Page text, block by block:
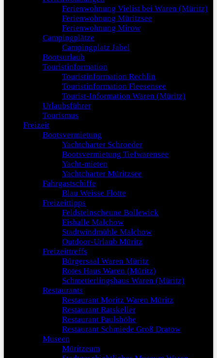
Ferienwohnung Vielist bei Waren (Müritz)
Ferienwohnung Müritzsee
Ferienwohnung Mirow
Campingplätze
Campingplatz Jabel
Bootsurlaub
Touristinformation
Touristinformation Rechlin
Touristinformation Fleesensee
Tourist-Information Waren (Müritz)
Urlaubsführer
Tourismus
Freizeit
Bootsvermietung
Yachtcharter Schroeder
Bootsvermietung Tiefwarensee
Yacht-mieten
Yachtcharter Müritzsee
Fahrgastschiffe
Blau Weisse Flotte
Freizeittipps
Feldsteinscheune Bollewick
Eishalle Malchow
Stadtwindmühle Malchow
Outdoor-Urlaub Müritz
Freizeittreffs
Bürgersaal Waren Müritz
Rotes Haus Waren (Müritz)
Schmetterlingshaus Waren (Müritz)
Restaurants
Restaurant Moritz Waren Müritz
Restaurant Ratskeller
Restaurant Paulshöhe
Restaurant Schmiede Groß Dratow
Museen
Müritzeum